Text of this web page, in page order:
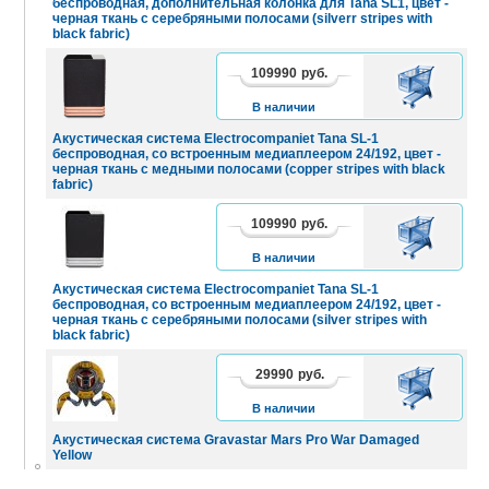
беспроводная, дополнительная колонка для Tana SL1, цвет -
черная ткань с серебряными полосами (silverr stripes with
black fabric)
Акустическая система Electrocompaniet Tana SL-1
беспроводная, со встроенным медиаплеером 24/192, цвет -
черная ткань с медными полосами (copper stripes with black
fabric)
109990 руб.
В наличии
В
КОРЗИНУ
Акустическая система Electrocompaniet Tana SL-1
беспроводная, со встроенным медиаплеером 24/192, цвет -
черная ткань с серебряными полосами (silver stripes with
black fabric)
109990 руб.
В наличии
В
КОРЗИНУ
Акустическая система Gravastar Mars Pro War Damaged
Yellow
29990 руб.
В наличии
В
КОРЗИНУ